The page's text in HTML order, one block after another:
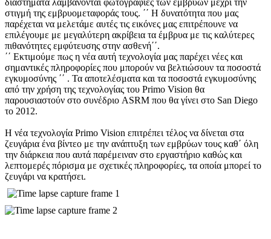
στιγμή της εμβρυομεταφοράς τους. ΄΄ Η δυνατότητα που μας
παρέχεται να μελετάμε αυτές τις εικόνες μας επιτρέπουνε να
επιλέγουμε με μεγαλύτερη ακρίβεια τα έμβρυα με τις καλύτερες
πιθανότητες εμφύτευσης στην ασθενή΄΄.
΄΄ Εκτιμούμε πως η νέα αυτή τεχνολογία μας παρέχει νέες και
σημαντικές πληροφορίες που μπορούν να βελτιώσουν τα ποσοστά
εγκυμοσύνης ΄΄ . Τα αποτελέσματα και τα ποσοστά εγκυμοσύνης
από την χρήση της τεχνολογίας του Primo Vision θα
παρουσιαστούν στο συνέδριο ASRM που θα γίνει στο San Diego
το 2012.
Η νέα τεχνολογία Primo Vision επιτρέπει τέλος να δίνεται στα
ζευγάρια ένα βίντεο με την ανάπτυξη των εμβρύων τους καθ΄ όλη
την διάρκεια που αυτά παρέμειναν στο εργαστήριο καθώς και
λεπτομερές πόρισμα με σχετικές πληροφορίες, τα οποία μπορεί το
ζευγάρι να κρατήσει.